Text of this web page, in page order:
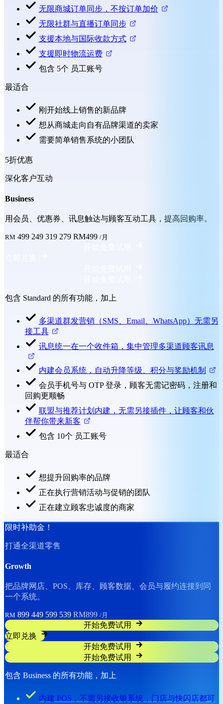
无限商城订单同步，不按订单加价
无限社群与直播订单同步
支援本地与国际收款方式
支援即时物流运费
包含 5个 员工账号
最适合
刚开始线上销售的新品牌
想从商城走向自有品牌渠道的卖家
需要简单销售系统的小团队
5折优惠
深化客户互动
Business
用会员、优惠券、讯息触达与顾客互动工具，提高回购率。
RM 499 249 319 279 RM499 /月
包含 Standard 的所有功能，加上
多渠道群发营销（SMS、Email、WhatsApp）无需另
接工具
讯息统一在一个收件箱，集中管理多渠道顾客讯息
内建会员系统，自动升降等级、积分与奖励机制
会员手机号与 OTP 登录，顾客无需记密码，注册和
回购更顺畅
联盟与推荐计划内建，无需另接插件，让顾客和伙
伴帮你带来新客
包含 10个 员工账号
最适合
想提升回购率的品牌
正在执行营销活动与促销的团队
正在建立顾客忠诚度的商家
限时补助金！
打通全渠道零售
Growth
把品牌网店、POS、库存、顾客数据、会员与履约连接到同
一个系统。
RM 899 449 599 539 RM899 /月
开始免费试用
立即兑换
开始免费试用
开始免费试用
包含 Business 的所有功能，加上
内建 POS，不需另接收银系统，门店与快闪店都可